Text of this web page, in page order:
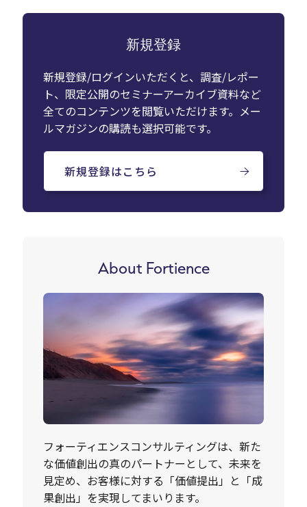
新規登録
新規登録/ログインいただくと、調査/レポー
ト、限定公開のセミナーアーカイブ資料など
全てのコンテンツを閲覧いただけます。メー
ルマガジンの購読も選択可能です。
新規登録はこちら
About Fortience
フォーティエンスコンサルティングは、新た
な価値創出の真のパートナーとして、未来を
見定め、お客様に対する「価値提出」と「成
果創出」を実現してまいります。